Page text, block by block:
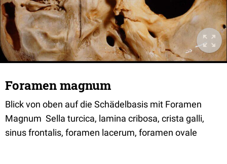
Foramen magnum
Blick von oben auf die Schädelbasis mit Foramen
Magnum Sella turcica, lamina cribosa, crista galli,
sinus frontalis, foramen lacerum, foramen ovale